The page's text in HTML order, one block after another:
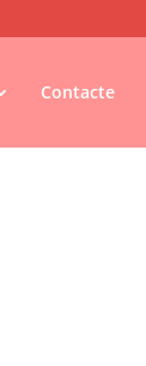
Contacte